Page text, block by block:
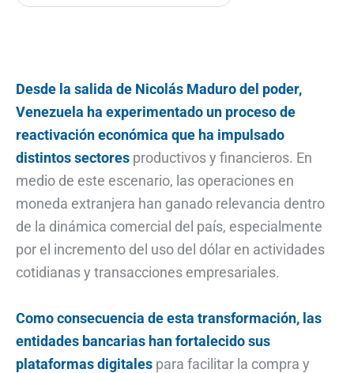
Desde la salida de Nicolás Maduro del poder,
Venezuela ha experimentado un proceso de
reactivación económica que ha impulsado
distintos sectores productivos y financieros. En
medio de este escenario, las operaciones en
moneda extranjera han ganado relevancia dentro
de la dinámica comercial del país, especialmente
por el incremento del uso del dólar en actividades
cotidianas y transacciones empresariales.
Como consecuencia de esta transformación, las
entidades bancarias han fortalecido sus
plataformas digitales para facilitar la compra y